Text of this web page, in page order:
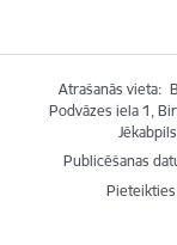
Atrašanās vieta:
Podvāzes iela 1,
Publicēšanas